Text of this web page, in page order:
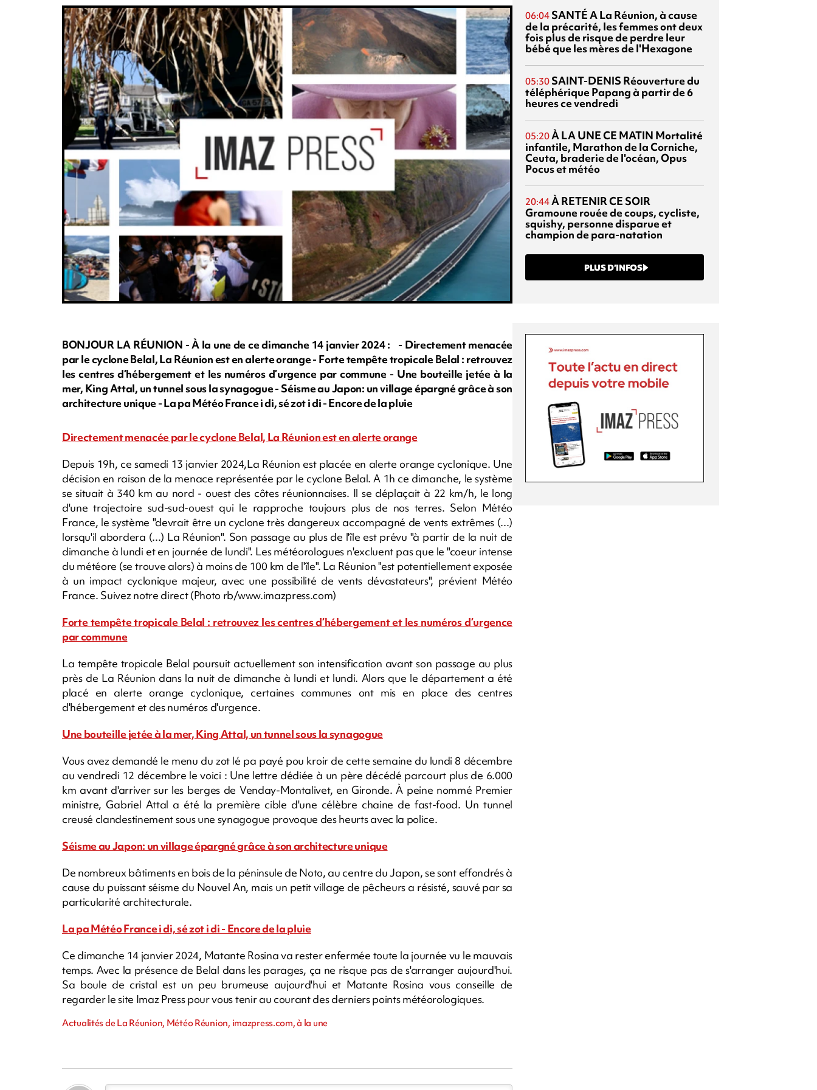
BONJOUR LA RÉUNION - À la une de ce dimanche 14 janvier 2024 : - Directement menacée
par le cyclone Belal, La Réunion est en alerte orange - Forte tempête tropicale Belal : retrouvez
les centres d’hébergement et les numéros d’urgence par commune - Une bouteille jetée à la
mer, King Attal, un tunnel sous la synagogue - Séisme au Japon: un village épargné grâce à son
architecture unique - La pa Météo France i di, sé zot i di - Encore de la pluie
Directement menacée par le cyclone Belal, La Réunion est en alerte orange
Depuis 19h, ce samedi 13 janvier 2024,La Réunion est placée en alerte orange cyclonique. Une
décision en raison de la menace représentée par le cyclone Belal. A 1h ce dimanche, le système
se situait à 340 km au nord - ouest des côtes réunionnaises. Il se déplaçait à 22 km/h, le long
d'une trajectoire sud-sud-ouest qui le rapproche toujours plus de nos terres. Selon Météo
France, le système "devrait être un cyclone très dangereux accompagné de vents extrêmes (...)
lorsqu'il abordera (...) La Réunion". Son passage au plus de l'île est prévu "à partir de la nuit de
dimanche à lundi et en journée de lundi". Les météorologues n'excluent pas que le "coeur intense
du météore (se trouve alors) à moins de 100 km de l'île". La Réunion "est potentiellement exposée
à un impact cyclonique majeur, avec une possibilité de vents dévastateurs", prévient Météo
France. Suivez notre direct (Photo rb/www.imazpress.com)
Forte tempête tropicale Belal : retrouvez les centres d’hébergement et les numéros d’urgence
par commune
La tempête tropicale Belal poursuit actuellement son intensification avant son passage au plus
près de La Réunion dans la nuit de dimanche à lundi et lundi. Alors que le département a été
placé en alerte orange cyclonique, certaines communes ont mis en place des centres
d'hébergement et des numéros d'urgence.
Une bouteille jetée à la mer, King Attal, un tunnel sous la synagogue
Vous avez demandé le menu du zot lé pa payé pou kroir de cette semaine du lundi 8 décembre
au vendredi 12 décembre le voici : Une lettre dédiée à un père décédé parcourt plus de 6.000
km avant d'arriver sur les berges de Venday-Montalivet, en Gironde. À peine nommé Premier
ministre, Gabriel Attal a été la première cible d'une célèbre chaine de fast-food. Un tunnel
creusé clandestinement sous une synagogue provoque des heurts avec la police.
Séisme au Japon: un village épargné grâce à son architecture unique
De nombreux bâtiments en bois de la péninsule de Noto, au centre du Japon, se sont effondrés à
cause du puissant séisme du Nouvel An, mais un petit village de pêcheurs a résisté, sauvé par sa
particularité architecturale.
La pa Météo France i di, sé zot i di - Encore de la pluie
Ce dimanche 14 janvier 2024, Matante Rosina va rester enfermée toute la journée vu le mauvais
temps. Avec la présence de Belal dans les parages, ça ne risque pas de s'arranger aujourd'hui.
Sa boule de cristal est un peu brumeuse aujourd'hui et Matante Rosina vous conseille de
regarder le site Imaz Press pour vous tenir au courant des derniers points météorologiques.
Actualités de La Réunion, Météo Réunion, imazpress.com, à la une
06:04 SANTÉA La Réunion, à cause
de la précarité, les femmes ont deux
fois plus de risque de perdre leur
bébé que les mères de l'Hexagone
05:30 SAINT-DENIS Réouverture du
téléphérique Papang à partir de 6
heures ce vendredi
05:20À LA UNE CE MATIN Mortalité
infantile, Marathon de la Corniche,
Ceuta, braderie de l'océan, Opus
Pocus et météo
20:44À RETENIR CE SOIR
Gramoune rouée de coups, cycliste,
squishy, personne disparue et
champion de para-natation
PLUS D’INFOS